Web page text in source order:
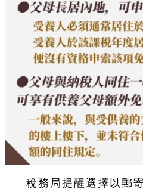
稅務局提醒選擇以郵